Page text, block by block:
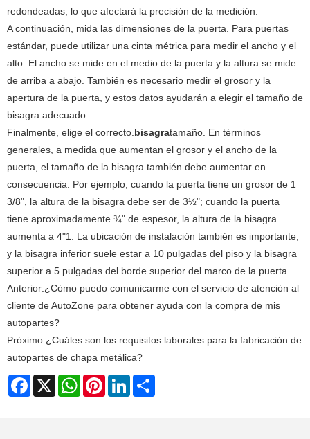
redondeadas, lo que afectará la precisión de la medición.
A continuación, mida las dimensiones de la puerta. Para puertas
estándar, puede utilizar una cinta métrica para medir el ancho y el
alto. El ancho se mide en el medio de la puerta y la altura se mide
de arriba a abajo. También es necesario medir el grosor y la
apertura de la puerta, y estos datos ayudarán a elegir el tamaño de
bisagra adecuado.
Finalmente, elige el correcto. bisagratamaño. En términos
generales, a medida que aumentan el grosor y el ancho de la
puerta, el tamaño de la bisagra también debe aumentar en
consecuencia. Por ejemplo, cuando la puerta tiene un grosor de 1
3/8", la altura de la bisagra debe ser de 3½"; cuando la puerta
tiene aproximadamente ¾" de espesor, la altura de la bisagra
aumenta a 4"‌1. La ubicación de instalación también es importante,
y la bisagra inferior suele estar a 10 pulgadas del piso y la bisagra
superior a 5 pulgadas del borde superior del marco de la puerta.
Anterior:¿Cómo puedo comunicarme con el servicio de atención al
cliente de AutoZone para obtener ayuda con la compra de mis
autopartes?
Próximo:¿Cuáles son los requisitos laborales para la fabricación de
autopartes de chapa metálica?
Facebook
X WhatsAppPinterestLinkedIn